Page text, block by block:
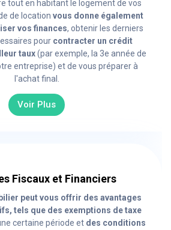
tout en habitant le logement de vos
de location vous donne également
vos finances, obtenir les derniers
pour contracter un crédit
taux(par exemple, la 3e année de
entreprise) et de vous préparer à
l'achat final.
Voir Plus
Fiscaux et Financiers
peut vous offrir des avantages
tels que des exemptions de taxe
certaine période et des conditions